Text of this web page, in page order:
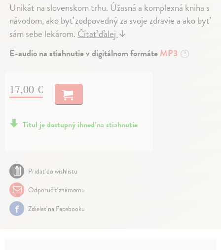
Unikát na slovenskom trhu. Úžasná a komplexná kniha s
návodom, ako byť zodpovedný za svoje zdravie a ako byť
sám sebe lekárom.Čítať ďalej↓
E-audio na stiahnutie v digitálnom formáteMP3 ?
17,00 €
Titul je dostupný ihneď na stiahnutie
Pridať do wishlistu
Odporučiť známemu
Zdielať na Facebooku